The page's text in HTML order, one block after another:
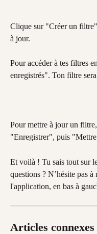
Clique sur "Créer un
à jour.
Pour accéder à tes filtres
enregistrés". Ton filtre
Pour mettre à jour un
"Enregistrer", puis
Et voilà ! Tu sais tout sur
questions ? N’hésite pas
l'application, en bas à
Articles connexes